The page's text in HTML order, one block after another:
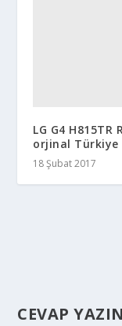
LG G4
orjinal Türkiye
18 Şubat 2017
CEVAP YAZIN